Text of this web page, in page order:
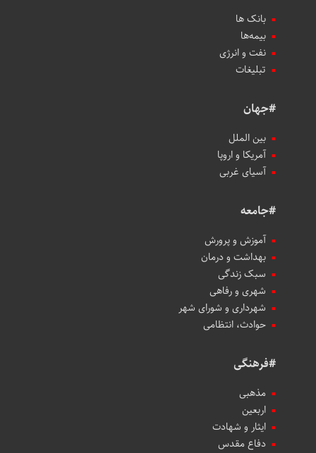
بانک ها
بیمه‌ها
نفت و انرژی
تبلیغات
#جهان
بین الملل
آمریکا و اروپا
آسیای غربی
#جامعه
آموزش و پرورش
بهداشت و درمان
سبک زندگی
شهری و رفاهی
شهرداری و شورای شهر
حوادث، انتظامی
#فرهنگی
مذهبی
اربعین
ایثار و شهادت
دفاع مقدس